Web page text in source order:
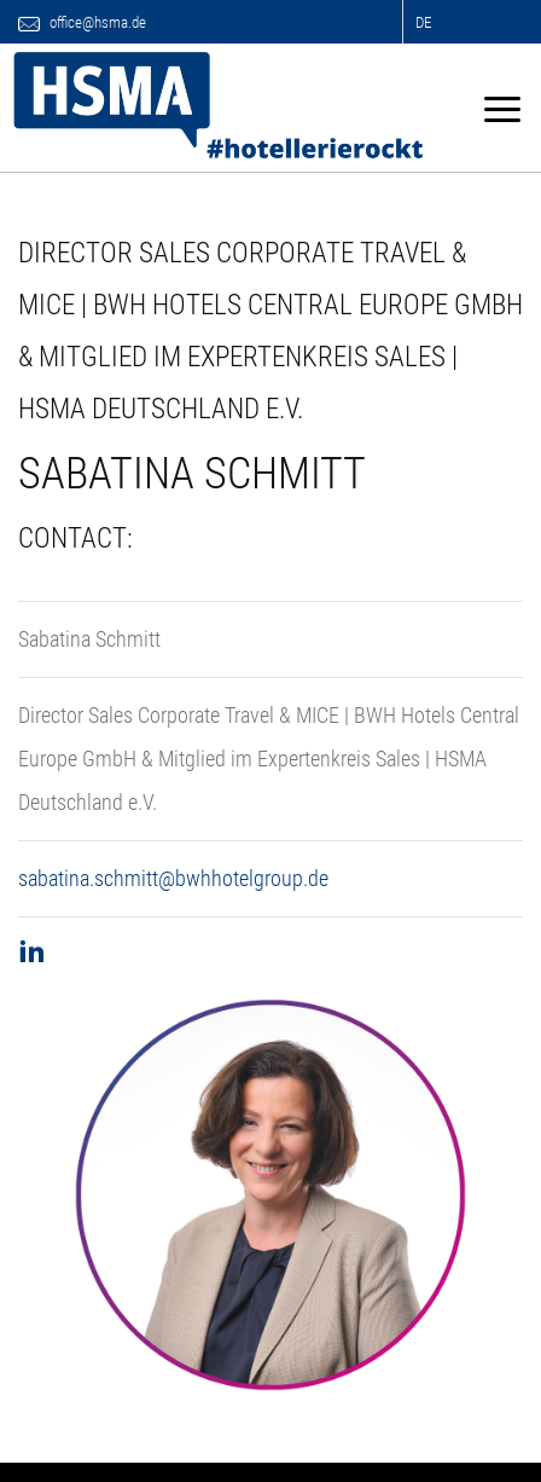
office@hsma.de DE
DIRECTOR SALES CORPORATE TRAVEL &
MICE | BWH HOTELS CENTRAL EUROPE GMBH
& MITGLIED IM EXPERTENKREIS SALES |
HSMA DEUTSCHLAND E.V.
SABATINA SCHMITT
CONTACT:
Sabatina Schmitt
Director Sales Corporate Travel & MICE | BWH Hotels Central
Europe GmbH & Mitglied im Expertenkreis Sales | HSMA
Deutschland e.V.
sabatina.schmitt@bwhhotelgroup.de